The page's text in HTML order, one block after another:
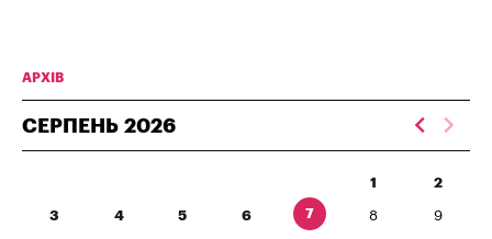
АРХІВ
СЕРПЕНЬ 2026
1 2
3 4 5 6 7 8 9